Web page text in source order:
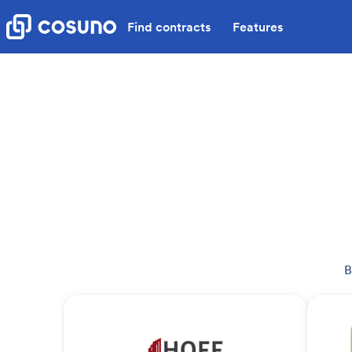
Find contracts Features